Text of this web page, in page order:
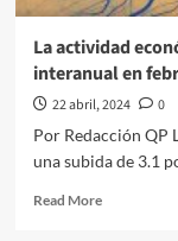
de
La actividad
interanual en
22 abril, 2024
0
Por Redacción QP
una subida de 3.1
Read MoreRead